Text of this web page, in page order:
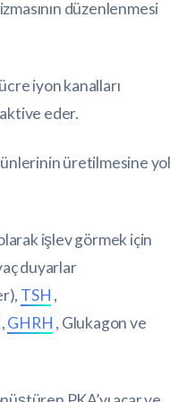
düzenlenmesi
iyon kanalları
eder.
üretilmesine yol
işlev görmek için
duyarlar
TSH ,
GHRH , Glukagon ve